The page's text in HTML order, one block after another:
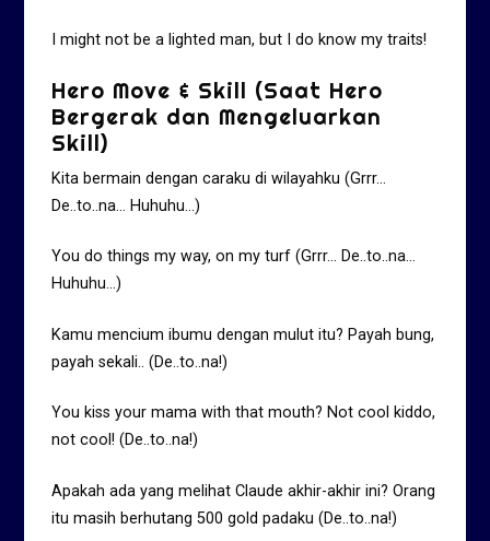
I might not be a lighted man, but I do know my traits!
Hero Move & Skill (Saat Hero
Bergerak dan Mengeluarkan
Skill)
Kita bermain dengan caraku di wilayahku (Grrr…
De..to..na… Huhuhu…)
You do things my way, on my turf (Grrr… De..to..na…
Huhuhu…)
Kamu mencium ibumu dengan mulut itu? Payah bung,
payah sekali.. (De..to..na!)
You kiss your mama with that mouth? Not cool kiddo,
not cool! (De..to..na!)
Apakah ada yang melihat Claude akhir-akhir ini? Orang
itu masih berhutang 500 gold padaku (De..to..na!)